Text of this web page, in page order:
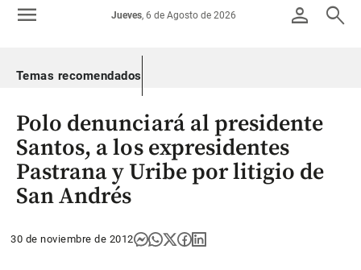
Colombia
person search
Jueves, 6 de Agosto de 2026
menu
Temas recomendados
Polo denunciará al presidente
Santos, a los expresidentes
Pastrana y Uribe por litigio de
San Andrés
30 de noviembre de 2012